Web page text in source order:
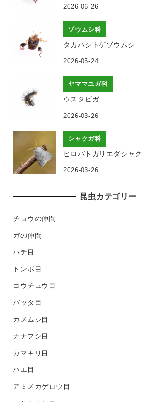
2026-06-26
ゾウムシ科
タカハシトゲゾウムシ
2026-05-24
ヤママユガ科
ウスタビガ
2026-03-26
シャクガ科
ヒロバトガリエダシャク
2026-03-26
昆虫カテゴリー
チョウの仲間
ガの仲間
ハチ目
トンボ目
コウチュウ目
バッタ目
カメムシ目
ナナフシ目
カマキリ目
ハエ目
アミメカゲロウ目